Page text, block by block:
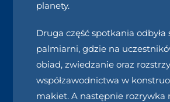
planety.
Druga część spotkania odbyła
palmiarni, gdzie na
obiad, zwiedzanie oraz
współzawodnictwa w
makiet. A następnie rozrywka